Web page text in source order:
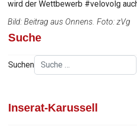
wird der Wettbewerb #velovolg
Bild: Beitrag aus Onnens. Foto: zVg
Suche
Suchen
Inserat-Karussell